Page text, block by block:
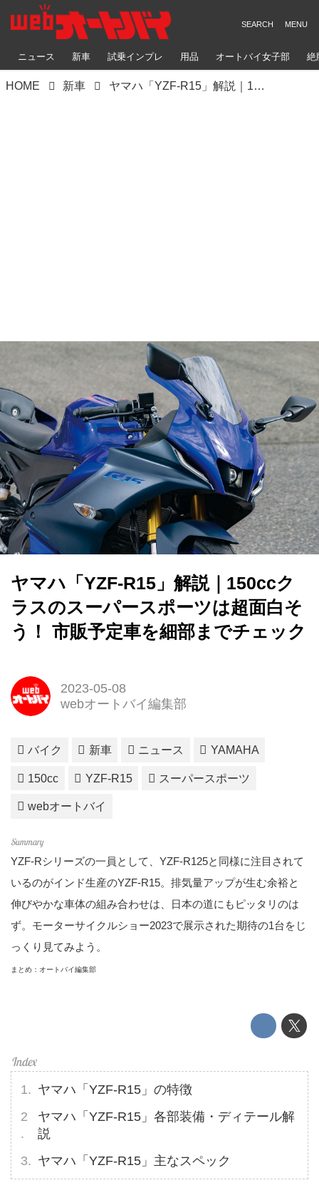
ニュース 新車 試乗インプレ 用品 オートバイ女子部 絶
HOME 新車 ヤマハ「YZF-R15」解説｜150ccクラスのスーパースポーツは超面白そう！ 市販予定車を細部までチェック
ヤマハ「YZF-R15」解説｜150ccク
ラスのスーパースポーツは超面白そ
う！ 市販予定車を細部までチェック
2023-05-08
webオートバイ編集部
バイク 新車 ニュース YAMAHA
150cc YZF-R15 スーパースポーツ
webオートバイ
YZF-Rシリーズの一員として、YZF-R125と同様に注目されて
いるのがインド生産のYZF-R15。排気量アップが生む余裕と
伸びやかな車体の組み合わせは、日本の道にもピッタリのは
ず。モーターサイクルショー2023で展示された期待の1台をじ
っくり見てみよう。
まとめ：オートバイ編集部
ヤマハ「YZF-R15」の特徴
ヤマハ「YZF-R15」各部装備・ディテール解
説
ヤマハ「YZF-R15」主なスペック